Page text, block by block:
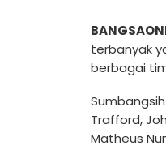
terbanyak
berbagai
Trafford,
Matheus